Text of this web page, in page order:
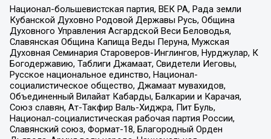
Национал-большевистская партия, ВЕК РА, Рада земли
Кубанской Духовно Родовой Державы Русь, Община
Духовного Управления Асгардской Веси Беловодья,
Славянская Община Капища Веды Перуна, Мужская
Духовная Семинария Староверов-Инглингов, Нурджулар, К
Богодержавию, Таблиги Джамаат, Свидетели Иеговы,
Русское национальное единство, Национал-
социалистическое общество, Джамаат мувахидов,
Объединенный Вилайат Кабарды, Балкарии и Карачая,
Союз славян, Ат-Такфир Валь-Хиджра, Пит Буль,
Национал-социалистическая рабочая партия России,
Славянский союз, Формат-18, Благородный Орден